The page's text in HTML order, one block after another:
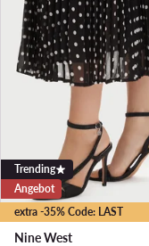
extra -35% Code: LAST
Trending
Angebot
Nine West